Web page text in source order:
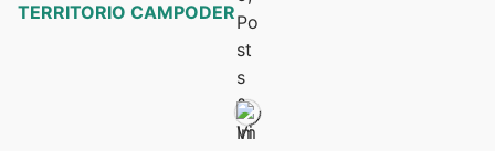
TERRITORIO CAMPODER